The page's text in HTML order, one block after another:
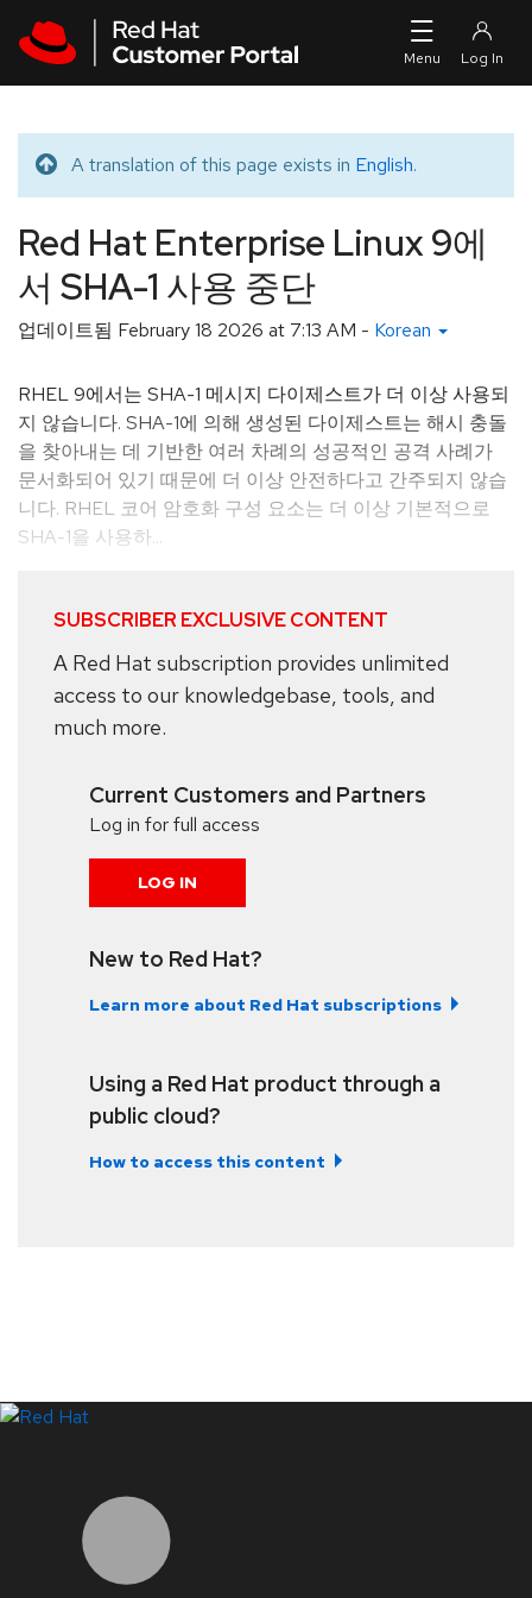
Translated message
A translation of this page exists in English.
Red Hat Enterprise Linux 9에
서 SHA-1 사용 중단
업데이트됨 February 18 2026 at 7:13 AM - Korean
RHEL 9에서는 SHA-1 메시지 다이제스트가 더 이상 사용되
지 않습니다. SHA-1에 의해 생성된 다이제스트는 해시 충돌
을 찾아내는 데 기반한 여러 차례의 성공적인 공격 사례가
문서화되어 있기 때문에 더 이상 안전하다고 간주되지 않습
니다. RHEL 코어 암호화 구성 요소는 더 이상 기본적으로
SHA-1을 사용하...
SUBSCRIBER EXCLUSIVE CONTENT
A Red Hat subscription provides unlimited
access to our knowledgebase, tools, and
much more.
Current Customers and Partners
Log in for full access
LOG IN
New to Red Hat?
Learn more about Red Hat subscriptions
Using a Red Hat product through a
public cloud?
How to access this content